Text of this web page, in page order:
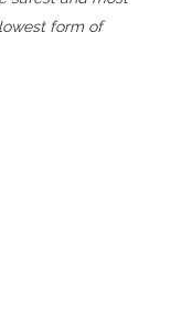
form of